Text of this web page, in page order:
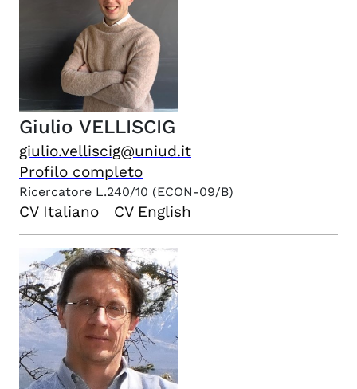
Giulio VELLISCIG
giulio.velliscig@uniud.it
Profilo completo
Ricercatore L.240/10 (ECON-09/B)
CV Italiano CV English